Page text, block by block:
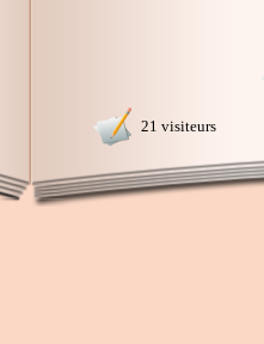
21 visiteurs